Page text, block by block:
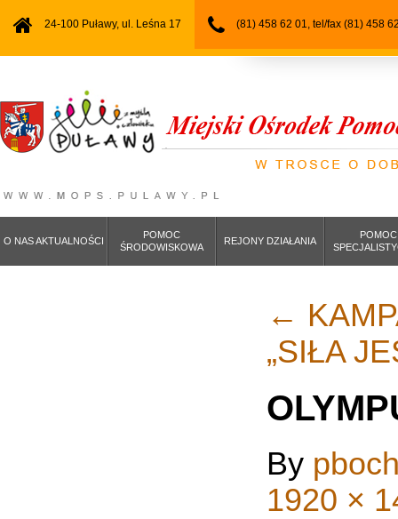
24-100 Puławy, ul. Leśna 17 (81) 458 62 01, tel/fax (81) 458
O NAS AKTUALNOŚCI
POMOC
ŚRODOWISKOWA
REJONY DZIAŁANIA
POMOC
←
„SIŁA
By
1920 ×